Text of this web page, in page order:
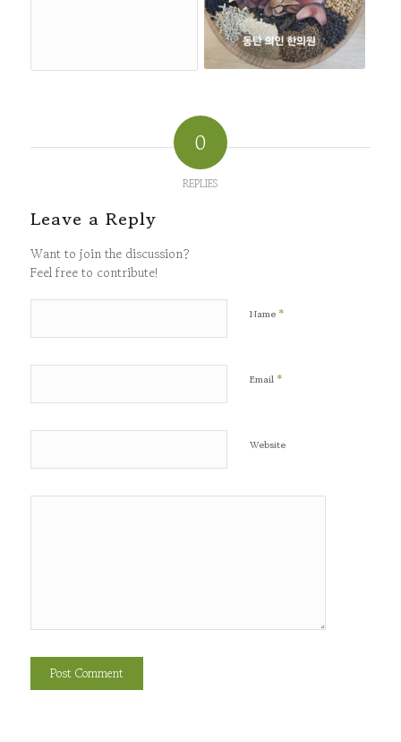
0
REPLIES
Leave a Reply
Want to join the discussion?
Feel free to contribute!
Name *
Email *
Website